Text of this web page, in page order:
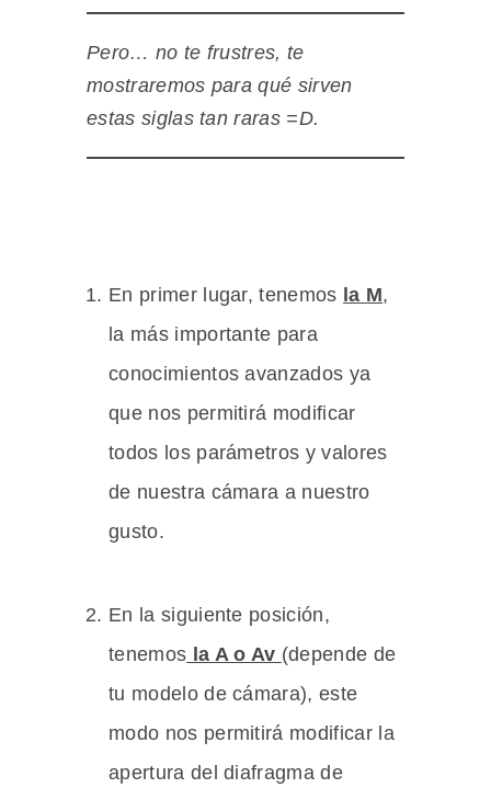
Pero… no te frustres, te
mostraremos para qué sirven
estas siglas tan raras =D.
En primer lugar, tenemos la M,
la más importante para
conocimientos avanzados ya
que nos permitirá modificar
todos los parámetros y valores
de nuestra cámara a nuestro
gusto.
En la siguiente posición,
tenemos la A o Av (depende de
tu modelo de cámara), este
modo nos permitirá modificar la
apertura del diafragma de